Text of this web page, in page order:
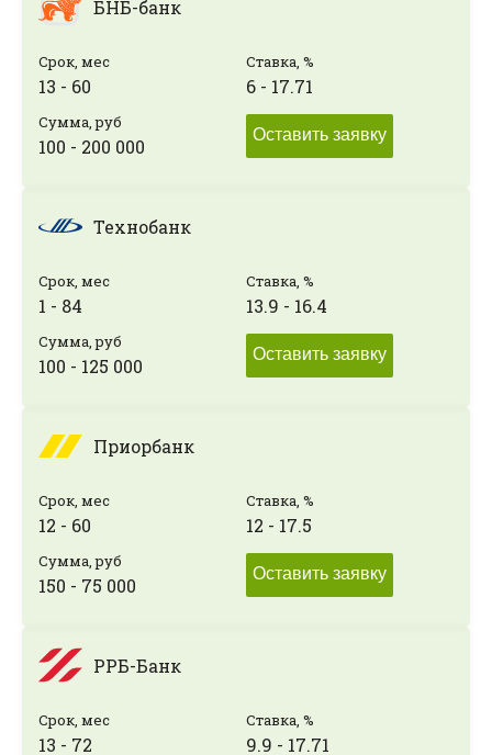
БНБ-банк
Срок, мес
13 - 60
Ставка, %
6 - 17.71
Сумма, руб
100 - 200 000
Оставить заявку
Технобанк
Срок, мес
1 - 84
Ставка, %
13.9 - 16.4
Сумма, руб
100 - 125 000
Оставить заявку
Приорбанк
Срок, мес
12 - 60
Ставка, %
12 - 17.5
Сумма, руб
150 - 75 000
Оставить заявку
РРБ-Банк
Срок, мес
13 - 72
Ставка, %
9.9 - 17.71